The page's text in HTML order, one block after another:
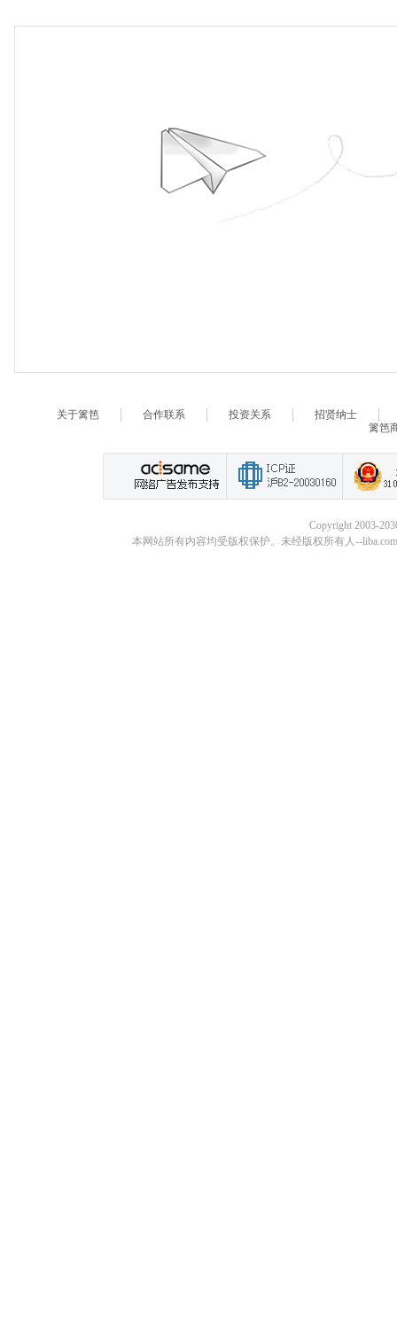
关于篱笆 合作联系 投资关系
招贤纳士
篱笆
Copyright 2003-
本网站所有内容均受版权保护。未经版权所有人--